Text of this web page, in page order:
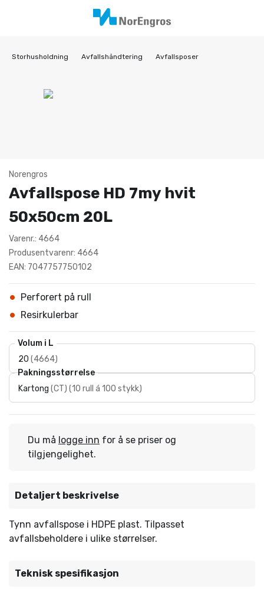
Storhusholdning Avfallshåndtering Avfallsposer
Norengros
Avfallspose HD 7my hvit
50x50cm 20L
Varenr.: 4664
Produsentvarenr: 4664
EAN: 7047757750102
Perforert på rull
Resirkulerbar
Volum i L
20 (4664)
Pakningsstørrelse
Kartong (CT) (10 rull á 100 stykk)
Du må logge inn for å se priser og
tilgjengelighet.
Detaljert beskrivelse
Tynn avfallspose i HDPE plast. Tilpasset
avfallsbeholdere i ulike størrelser.
Teknisk spesifikasjon